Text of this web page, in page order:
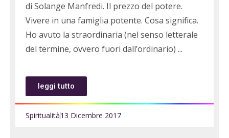
di Solange Manfredi. Il prezzo del potere.
Vivere in una famiglia potente. Cosa significa.
Ho avuto la straordinaria (nel senso letterale
del termine, ovvero fuori dall’ordinario)
leggi tutto
Spiritualità13 Dicembre 2017